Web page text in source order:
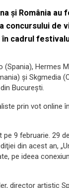
şi România au
concursului de
cadrul
(Spania), Hermes
şi Skgmedia
Bucureşti.
prin vot online
pe 9 februarie. 29
din acest an,
pe ideea
director artistic